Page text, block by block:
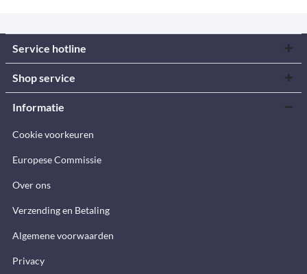
Service hotline
Shop service
Informatie
Cookie voorkeuren
Europese Commissie
Over ons
Verzending en Betaling
Algemene voorwaarden
Privacy